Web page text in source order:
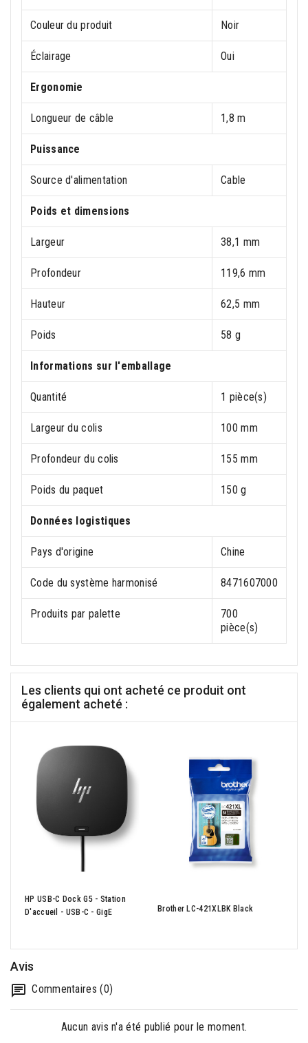
Couleur du produit Noir
Éclairage Oui
Ergonomie
Longueur de câble 1,8 m
Puissance
Source d'alimentation Cable
Poids et dimensions
Largeur 38,1 mm
Profondeur 119,6 mm
Hauteur 62,5 mm
Poids 58 g
Informations sur l'emballage
Quantité 1 pièce(s)
Largeur du colis 100 mm
Profondeur du colis 155 mm
Poids du paquet 150 g
Données logistiques
Pays d'origine Chine
Code du système harmonisé 8471607000
Produits par palette
700
pièce(s)
Les clients qui ont acheté ce produit ont
également acheté :
HP USB-C Dock G5 - Station
D'accueil - USB-C - GigE
Brother LC-421XLBK Black
Avis
Commentaires (0)
Aucun avis n'a été publié pour le moment.